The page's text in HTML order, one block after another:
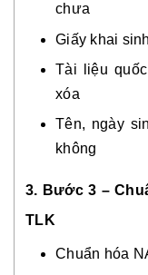
chưa
Giấy khai
Tài liệu
xóa
Tên, ngày
không
3. Bước 3 –
TLK
Chuẩn hóa